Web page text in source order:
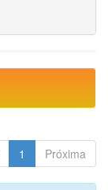
1 Próxima